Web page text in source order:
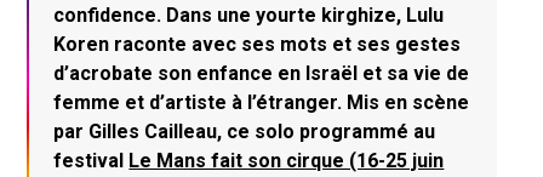
confidence. Dans une yourte kirghize, Lulu
Koren raconte avec ses mots et ses gestes
d’acrobate son enfance en Israël et sa vie de
femme et d’artiste à l’étranger. Mis en scène
par Gilles Cailleau, ce solo programmé au
festival Le Mans fait son cirque (16-25 juin